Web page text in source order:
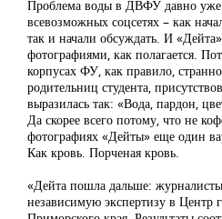
Проблема воды в ДВФУ давно уже
всевозможных соцсетях – как
так и начали обсуждать. И
фотографиями, как полагается.
корпусах ФУ, как правило,
родительниц студента,
выразилась так: «Вода, пардон,
Да скорее всего потому, что не
фотографиях «Дейты» еще один
Как кровь. Порченая кровь.
«Дейта пошла дальше:
независимую экспертизу в Центр